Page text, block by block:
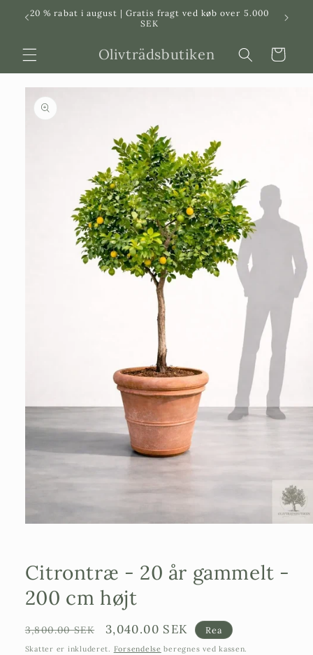
Svenska Dansk
20 % rabat i august | Gratis fragt ved køb over 5.000
SEK
Olivträdsbutiken Indkøbskurv
et
modalvindue
Citrontræ - 20 år gammelt -
200 cm højt
Ordinarie
pris
3,800.00 SEK Försäljningspris
3,040.00 SEK Rea
Skatter er inkluderet. Forsendelse beregnes ved kassen.